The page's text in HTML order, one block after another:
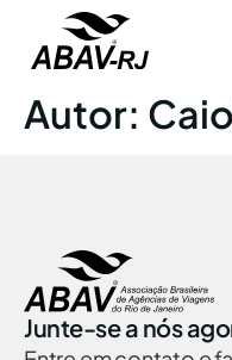
Autor:
Junte-se a nós